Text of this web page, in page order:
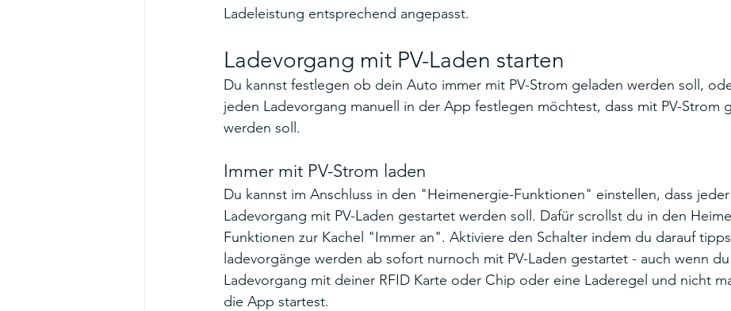
Ladeleistung entsprechend angepasst.
Ladevorgang mit PV-Laden starten
Du kannst festlegen ob dein Auto immer mit PV-Strom geladen werden soll,
jeden Ladevorgang manuell in der App festlegen möchtest, dass mit PV-Strom
werden soll.
Immer mit PV-Strom laden
Du kannst im Anschluss in den "Heimenergie-Funktionen" einstellen, dass jeder
Ladevorgang mit PV-Laden gestartet werden soll. Dafür scrollst du in den
Funktionen zur Kachel "Immer an". Aktiviere den Schalter indem du darauf
ladevorgänge werden ab sofort nurnoch mit PV-Laden gestartet - auch wenn
Ladevorgang mit deiner RFID Karte oder Chip oder eine Laderegel und nicht
die App startest.